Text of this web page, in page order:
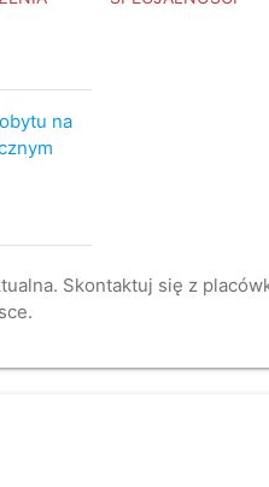
na
Skontaktuj się z